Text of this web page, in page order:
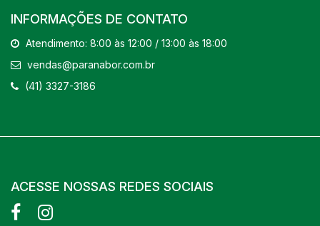
INFORMAÇÕES DE CONTATO
Atendimento: 8:00 às 12:00 / 13:00 às 18:00
vendas@paranabor.com.br
(41) 3327-3186
ACESSE NOSSAS REDES SOCIAIS